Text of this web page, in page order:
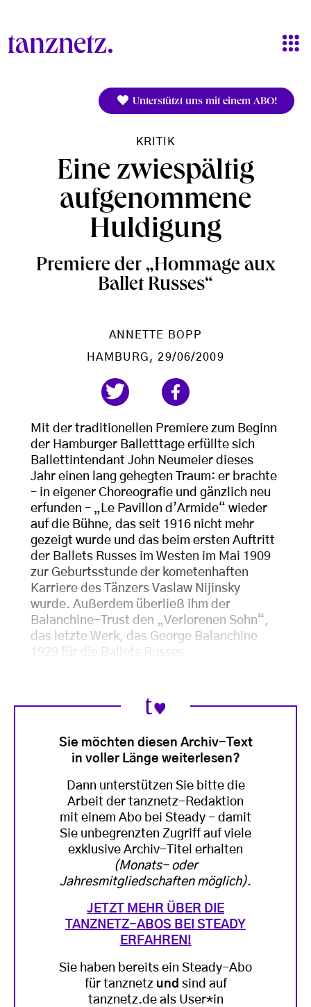
Unterstützt uns mit einem ABO!
KRITIK
Eine zwiespältig
aufgenommene
Huldigung
Premiere der „Hommage aux
Ballet Russes“
ANNETTE BOPP
HAMBURG , 29/06/2009
Mit der traditionellen Premiere zum Beginn
der Hamburger Balletttage erfüllte sich
Ballettintendant John Neumeier dieses
Jahr einen lang gehegten Traum: er brachte
– in eigener Choreografie und gänzlich neu
erfunden – „Le Pavillon d’Armide“ wieder
auf die Bühne, das seit 1916 nicht mehr
gezeigt wurde und das beim ersten Auftritt
der Ballets Russes im Westen im Mai 1909
zur Geburtsstunde der kometenhaften
Karriere des Tänzers Vaslaw Nijinsky
wurde. Außerdem überließ ihm der
Balanchine-Trust den „Verlorenen Sohn“,
das letzte Werk, das George Balanchine
1929 für die Ballets Russes
Sie möchten diesen Archiv-Text
in voller Länge weiterlesen?
Dann unterstützen Sie bitte die
Arbeit der tanznetz-Redaktion
mit einem Abo bei Steady - damit
Sie unbegrenzten Zugriff auf viele
exklusive Archiv-Titel erhalten
(Monats- oder
Jahresmitgliedschaften möglich).
JETZT MEHR ÜBER DIE
TANZNETZ-ABOS BEI STEADY
ERFAHREN!
Sie haben bereits ein Steady-Abo
für tanznetz und sind auf
tanznetz.de als User*in